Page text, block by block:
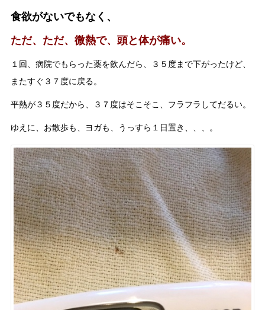
食欲がないでもなく、
ただ、ただ、微熱で、頭と体が痛い。
１回、病院でもらった薬を飲んだら、３５度まで下がったけど、
またすぐ３７度に戻る。
平熱が３５度だから、３７度はそこそこ、フラフラしてだるい。
ゆえに、お散歩も、ヨガも、うっすら１日置き、、、。